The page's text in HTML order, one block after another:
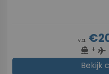
v.a.
directions_boat + flight
Bekijk